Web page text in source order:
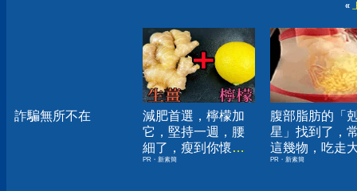
«
詐騙無所不在
減肥首選，檸檬加
它，堅持一週，腰
細了，瘦到你懷疑
人生
PR・新素簡
腹部脂肪的「
星」找到了，
這幾物，吃走
囊，瘦出小蠻
PR・新素簡